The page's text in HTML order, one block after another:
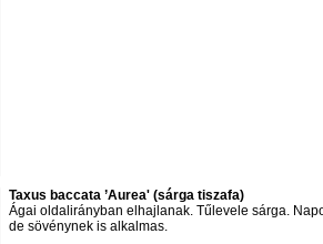
Taxus baccata ’Aurea' (sárga tiszafa)
Ágai oldalirányban elhajlanak. Tűlevele sárga.
de sövénynek is alkalmas.